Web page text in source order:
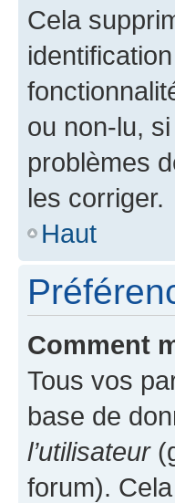
Cela
ou non-lu,
problèmes
les corriger.
Haut
Comment
Tous vos
base de
l’utilisateur
forum).